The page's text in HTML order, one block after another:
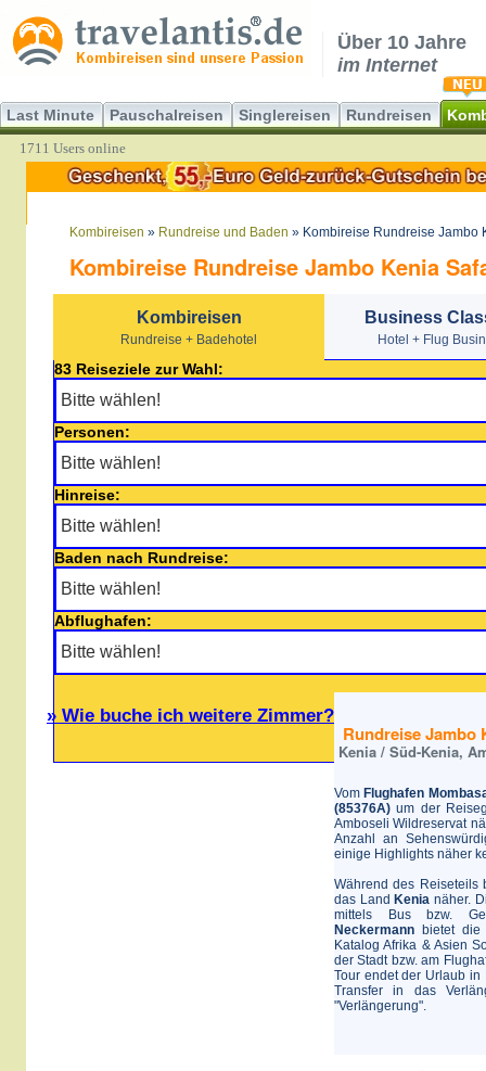
Über 10 Jahre
im Internet
Last Minute Pauschalreisen Singlereisen Rundreisen
1711 Users online
Kombireisen » Rundreise und Baden » Kombireise Rundreise Jambo
Kombireise Rundreise Jambo Kenia
Kombireisen
Rundreise + Badehotel
Business
Hotel + Flug
83 Reiseziele zur Wahl:
Personen:
Hinreise:
Baden nach Rundreise:
Abflughafen:
» Wie buche ich weitere Zimmer?
Rundreise Jambo
Kenia / Süd-Kenia,
Vom Flughafen
(85376A)um der
Amboseli Wildreservat
Anzahl an
einige Highlights näher
Während des Reiseteils
das Land Kenianäher.
mittels Bus bzw.
Neckermann bietet die
Katalog Afrika & Asien
der Stadt bzw. am
Tour endet der Urlaub
Transfer in das
"Verlängerung".